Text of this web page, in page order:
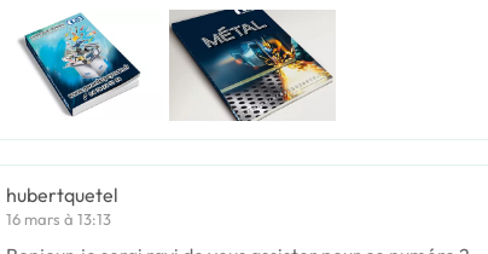
hubertquetel
16 mars à 13:13